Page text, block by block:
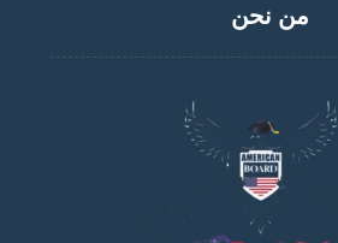
من نحن